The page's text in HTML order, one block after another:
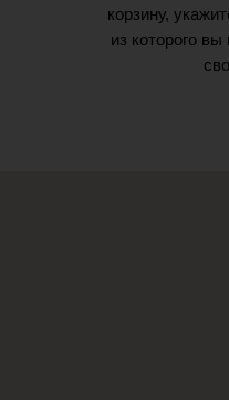
корзину,
из которого